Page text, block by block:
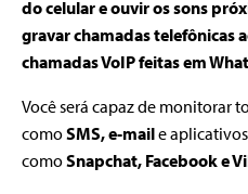
do celular e ouvir os sons
gravar chamadas telefônicas
chamadas VoIP feitas em
Você será capaz de monitorar
comoSMS, e-maile
comoSnapchat, Facebook e